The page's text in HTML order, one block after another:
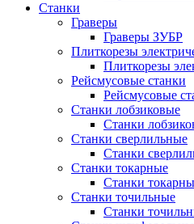
Станки
Граверы
Граверы ЗУБР
Плиткорезы
Плиткорезы
Рейсмусовые станки
Рейсмусовые
Станки лобзиковые
Станки
Станки сверлильные
Станки
Станки токарные
Станки
Станки точильные
Станки